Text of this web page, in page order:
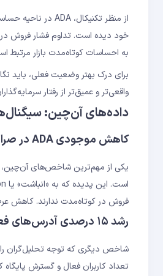
خود دیده است. تداوم فشار فروش در
به احساسات کوتاه‌مدت بازار مرتبط
برای درک بهتر وضعیت فعلی، باید
واقعی‌تر و عمیق‌تر از رفتار
داده‌های آن‌چین:
کاهش موجودی ADA در صرافی‌ها
فروش در کوتاه‌مدت ندارند. کاهش
رشد ۱۵ درصدی آدرس‌های فعال
تعداد کاربران فعال و گسترش